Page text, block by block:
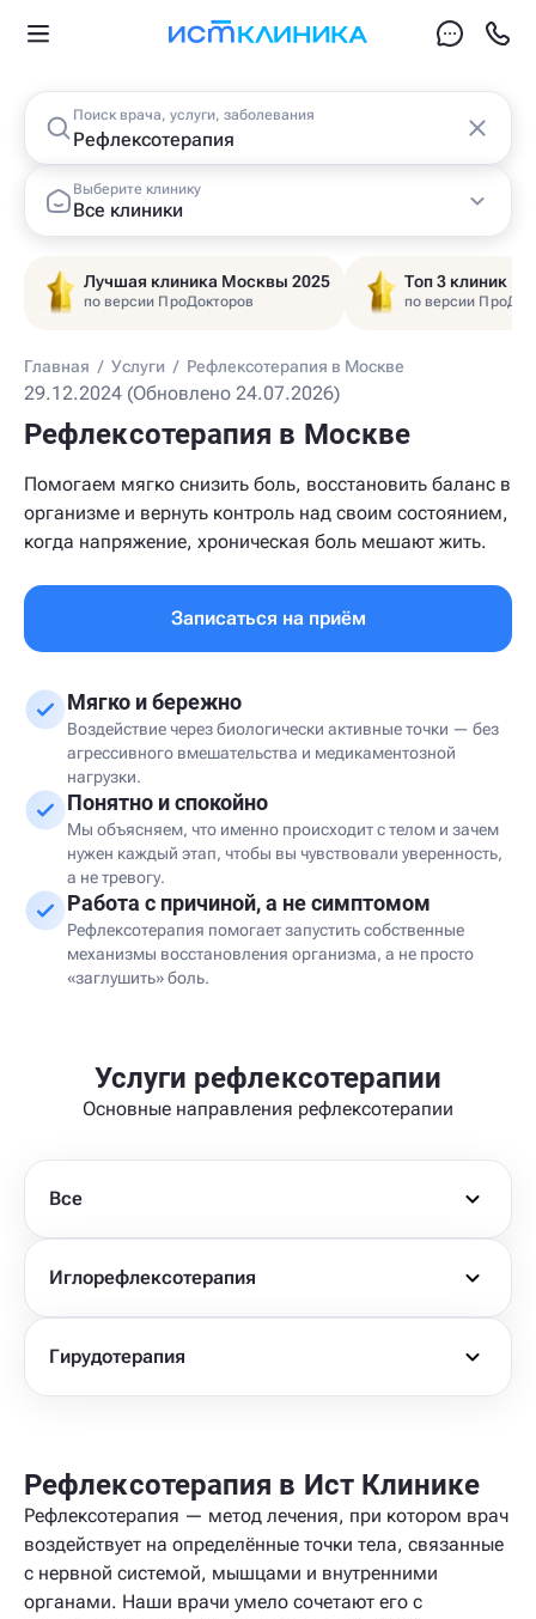
Поиск врача, услуги, заболевания
Выберите клинику
Все клиники
Лучшая клиника Москвы 2025
по версии ПроДокторов
Топ 3 клиник
по версии
Главная / Услуги / Рефлексотерапия в Москве
29.12.2024 (Обновлено 24.07.2026)
Рефлексотерапия в Москве
Помогаем мягко снизить боль, восстановить баланс в
организме и вернуть контроль над своим состоянием,
когда напряжение, хроническая боль мешают жить.
Записаться на приём
Мягко и бережно
Воздействие через биологически активные точки — без
агрессивного вмешательства и медикаментозной
нагрузки.
Понятно и спокойно
Мы объясняем, что именно происходит с телом и зачем
нужен каждый этап, чтобы вы чувствовали уверенность,
а не тревогу.
Работа с причиной, а не симптомом
Рефлексотерапия помогает запустить собственные
механизмы восстановления организма, а не просто
«заглушить» боль.
Услуги рефлексотерапии
Основные направления рефлексотерапии
Все
Иглорефлексотерапия
Гирудотерапия
Рефлексотерапия в Ист Клинике
Рефлексотерапия — метод лечения, при котором врач
воздействует на определённые точки тела, связанные
с нервной системой, мышцами и внутренними
органами. Наши врачи умело сочетают его с